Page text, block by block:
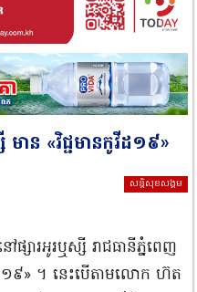
មាន «វិជ្ជមានកូវីដ១៩»
សន្តិសុខសង្គម
ផ្សារអូរឬស្សី រាជធានីភ្នំពេញ
-១៩» ។ នេះបើតាមលោក ហ៊ត